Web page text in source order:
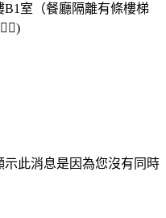
室（餐廳隔離有條樓梯
此消息是因為您沒有同時